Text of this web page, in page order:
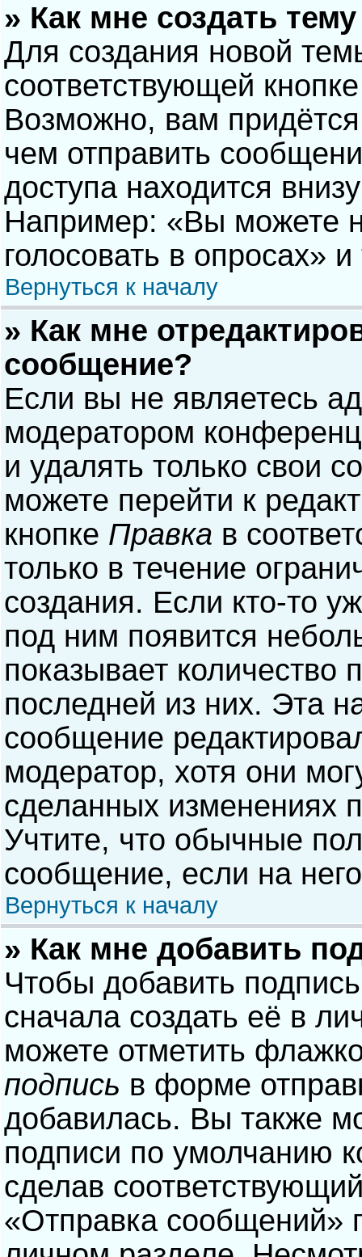
» Как мне создать
Для создания новой
соответствующей
Возможно, вам
чем отправить
доступа находится
Например: «Вы можете
голосовать в опросах» и
Вернуться к началу
» Как мне
сообщение?
Если вы не являетесь
модератором
и удалять только свои
можете перейти к
кнопке Правка в
только в течение
создания. Если кто-то
под ним появится
показывает количество
последней из них. Эта
сообщение
модератор, хотя они
сделанных изменениях
Учтите, что обычные
сообщение, если на
Вернуться к началу
» Как мне добавить
Чтобы добавить
сначала создать её в
можете отметить
подпись в форме
добавилась. Вы также
подписи по умолчанию
сделав
«Отправка сообщений»